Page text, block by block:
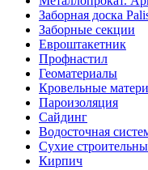
Заборная доска
Заборные секции
Евроштакетник
Профнастил
Геоматериалы
Кровельные
Пароизоляция
Сайдинг
Водосточная
Сухие
Кирпич